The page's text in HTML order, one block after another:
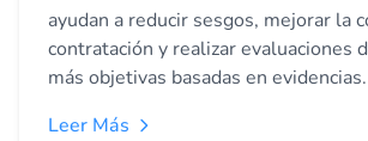
ayudan a reducir sesgos, mejorar la
contratación y realizar evaluaciones
más objetivas basadas en evidencias.
Leer Más